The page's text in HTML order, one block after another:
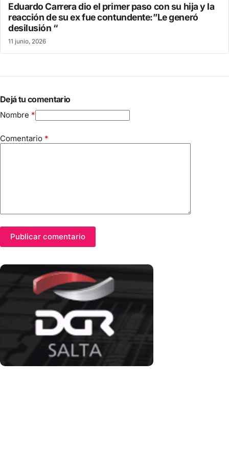
Eduardo Carrera dio el primer paso con su hija y la
reacción de su ex fue contundente:”Le generó
desilusión “
11 junio, 2026
Dejá tu comentario
Nombre *
Comentario *
Publicar comentario